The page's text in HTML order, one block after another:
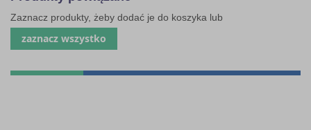
Zaznacz produkty, żeby dodać je do koszyka lub
zaznacz wszystko